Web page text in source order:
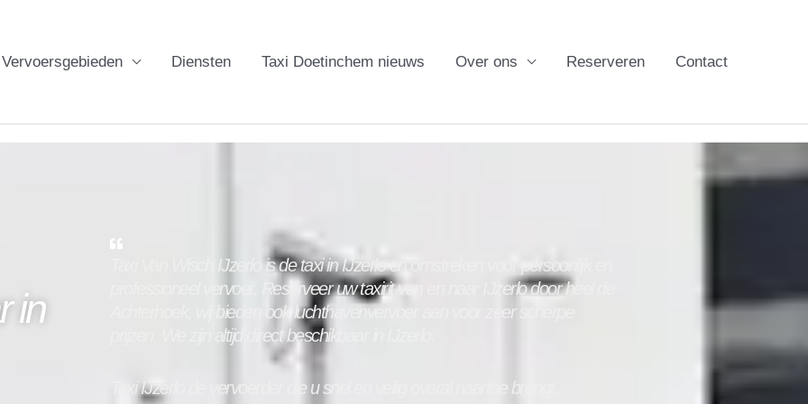
Vervoersgebieden Diensten Taxi Doetinchem nieuws Over ons Reserveren Contact
in
Taxi Van Wisch IJzerlo is de taxi inIJzerloen omstreken voor persoonlijk en
professioneel vervoer. Reserveer uw taxirit van en naar
IJzerlodoor heel de
Achterhoek, wij bieden ook luchthavenvervoer aan voor zeer scherpe
prijzen. We zijn altijd direct beschikbaar in
TaxiIJzerlo de vervoerder die u snel en veilig overal naartoe brengt.